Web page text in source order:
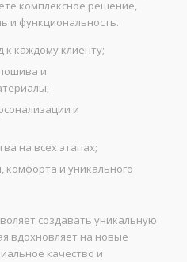
комплексное решение,
и функциональность.
каждому клиенту;
и
и
на всех этапах;
комфорта и уникального
создавать уникальную
вдохновляет на новые
качество и